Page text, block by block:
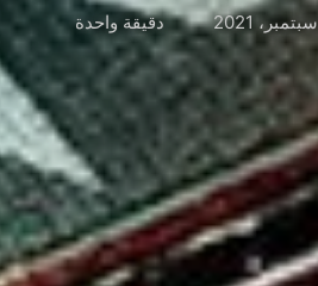
دقيقة واحدة